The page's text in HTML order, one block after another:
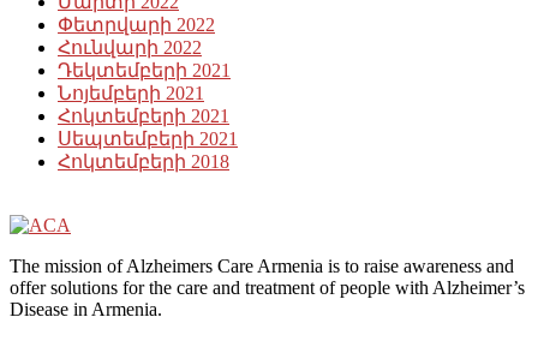
Փետրվարի 2022
Հունվարի 2022
Դեկտեմբերի 2021
Նոյեմբերի 2021
Հոկտեմբերի 2021
Սեպտեմբերի 2021
Հոկտեմբերի 2018
The mission of Alzheimers Care Armenia is to raise awareness and
offer solutions for the care and treatment of people with Alzheimer’s
Disease in Armenia.